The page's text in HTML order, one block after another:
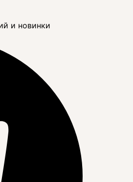
и новинки